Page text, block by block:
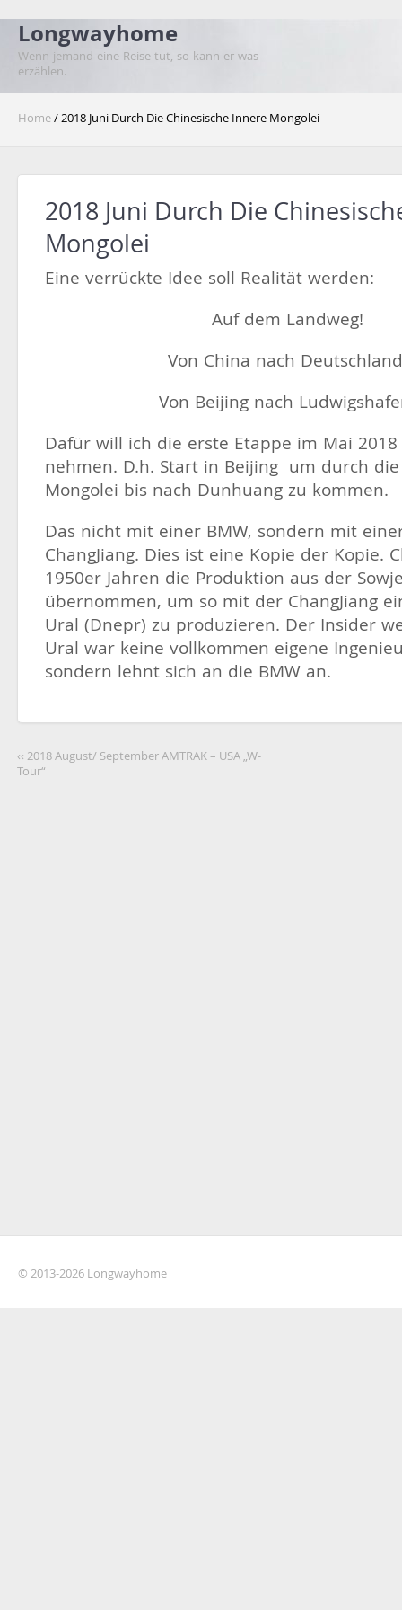
Longwayhome
Wenn jemand eine Reise tut, so kann er was
erzählen.
Home/ 2018 Juni Durch Die Chinesische Innere Mongolei
2018 Juni Durch Die
Mongolei
Eine verrückte Idee soll Realität werden:
Auf dem Landweg!
Von China nach
Von Beijing nach
Dafür will ich die erste Etappe im Mai
nehmen. D.h. Start in Beijing um durch
Mongolei bis nach Dunhuang zu kommen.
Das nicht mit einer BMW, sondern mit
ChangJiang. Dies ist eine Kopie der Kopie.
1950er Jahren die Produktion aus der
übernommen, um so mit der ChangJiang
Ural (Dnepr) zu produzieren. Der Insider
Ural war keine vollkommen eigene
sondern lehnt sich an die BMW an.
‹‹ 2018 August/ September AMTRAK – USA „W-
Tour“
© 2013-2026 Longwayhome